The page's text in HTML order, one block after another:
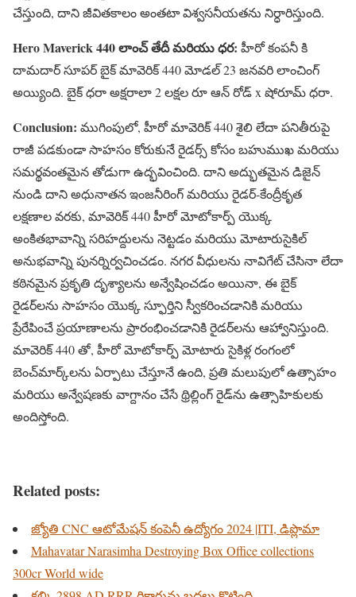
చేస్తుంది, దాని జీవితకాలం అంతటా విశ్వసనీయతను నిర్ధారిస్తుంది.
Hero Maverick 440 లాంచ్ తేదీ మరియు ధర: హీరో కంపనీ కి
దామదార్ సూపర్ బైక్ మావెరిక్ 440 మోడల్ 23 జనవరి లాంచింగ్
అయ్యింది. బైక్ ధరా అక్షరాలా 2 లక్షల రూ ఆన్ రోడ్ x షోరూమ్ ధరా.
Conclusion: ముగింపులో, హీరో మావెరిక్ 440 శైలి లేదా పనితీరుపై
రాజీ పడకుండా సాహసం కోరుకునే రైడర్స్ కోసం బహుముఖ మరియు
సమర్థవంతమైన తోడుగా ఉద్భవించింది. దాని అద్భుతమైన డిజైన్
నుండి దాని అధునాతన ఇంజనీరింగ్ మరియు రైడర్-కేంద్రీకృత
లక్షణాల వరకు, మావెరిక్ 440 హీరో మోటోకార్ప్ యొక్క
అంకితభావాన్ని సరిహద్దులను నెట్టడం మరియు మోటారుసైకిల్
అనుభవాన్ని పునర్నిర్వచించడం. నగర వీధులను నావిగేట్ చేసినా లేదా
కఠినమైన ప్రకృతి దృశ్యాలను అన్వేషించడం అయినా, ఈ బైక్
రైడర్‌లను సాహసం యొక్క స్ఫూర్తిని స్వీకరించడానికి మరియు
ప్రేరేపించే ప్రయాణాలను ప్రారంభించడానికి రైడర్‌లను ఆహ్వానిస్తుంది.
మావెరిక్ 440 తో, హీరో మోటోకార్ప్ మోటారు సైకిళ్ల రంగంలో
బెంచ్‌మార్క్‌లను ఏర్పాటు చేస్తూనే ఉంది, ప్రతి మలుపులో ఉత్సాహం
మరియు అన్వేషణకు వాగ్దానం చేసే థ్రిల్లింగ్ రైడ్‌ను ఉత్సాహికులకు
అందిస్తోంది.
Related posts:
జ్యోతి CNC ఆటోమేషన్ కంపెనీ ఉద్యోగం 2024 |ITI, డిప్లొమా
Mahavatar Narasimha Destroying Box Office collections
300cr World wide